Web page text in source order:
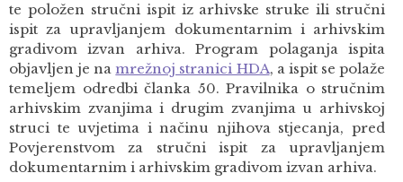
te položen stručni ispit iz arhivske struke ili stručni
ispit za upravljanjem dokumentarnim i arhivskim
gradivom izvan arhiva. Program polaganja ispita
objavljen je namrežnoj stranici HDA, a ispit se polaže
temeljem odredbi članka 50. Pravilnika o stručnim
arhivskim zvanjima i drugim zvanjima u arhivskoj
struci te uvjetima i načinu njihova stjecanja, pred
Povjerenstvom za stručni ispit za upravljanjem
dokumentarnim i arhivskim gradivom izvan arhiva.